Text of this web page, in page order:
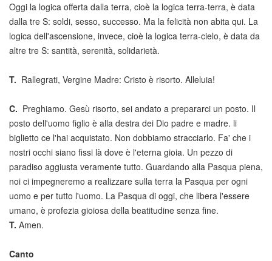
Oggi la logica offerta dalla terra, cioè la logica terra-terra, è data
dalla tre S: soldi, sesso, successo. Ma la felicità non abita qui. La
logica dell'ascensione, invece, cioè la logica terra-cielo, è data da
altre tre S: santità, serenità, solidarietà.
T. Rallegrati, Vergine Madre: Cristo è risorto. Alleluia!
C. Preghiamo. Gesù risorto, sei andato a prepararci un posto. Il
posto dell'uomo figlio è alla destra dei Dio padre e madre. li
biglietto ce l'hai acquistato. Non dobbiamo stracciarlo. Fa' che i
nostri occhi siano fissi là dove è l'eterna gioia. Un pezzo di
paradiso aggiusta veramente tutto. Guardando alla Pasqua piena,
noi ci impegneremo a realizzare sulla terra la Pasqua per ogni
uomo e per tutto l'uomo. La Pasqua di oggi, che libera l'essere
umano, è profezia gioiosa della beatitudine senza fine.
T. Amen.
Canto